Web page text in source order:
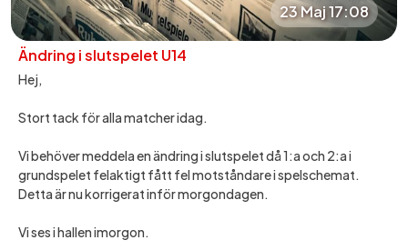
23 Maj 17:08
Ändring i slutspelet U14
Hej,
Stort tack för alla matcher idag.
Vi behöver meddela en ändring i slutspelet då 1:a och 2:a i
grundspelet felaktigt fått fel motståndare i spelschemat.
Detta är nu korrigerat inför morgondagen.
Vi ses i hallen imorgon.